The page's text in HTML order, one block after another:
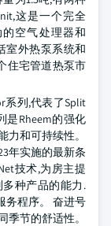
这是一个完全
空气处理器和
室外热泵系统和
住宅管道热泵市
系列,代表了Split
是Rheem的强化
和可持续性。
年实施的最新条
技术,为房主提
种产品的能力.
务程序。 奋进号
节的舒适性。